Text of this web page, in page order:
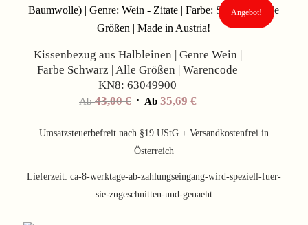
Kissenbezug aus Halbleinen | Genre Wein |
Farbe Schwarz | Alle Größen | Warencode
KN8: 63049900
Ab43,00€ Ab 35,69 €
Angebot!
Umsatzsteuerbefreit nach §19 UStG + Versandkostenfrei in
Österreich
Lieferzeit: ca-8-werktage-ab-zahlungseingang-wird-speziell-fuer-
sie-zugeschnitten-und-genaeht